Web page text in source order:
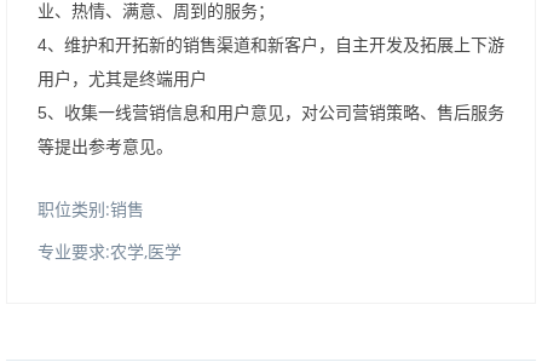
业、热情、满意、周到的服务；
4、维护和开拓新的销售渠道和新客户，自主开发及拓展上下游
用户，尤其是终端用户
5、收集一线营销信息和用户意见，对公司营销策略、售后服务
等提出参考意见。
职位类别:销售
专业要求:农学,医学